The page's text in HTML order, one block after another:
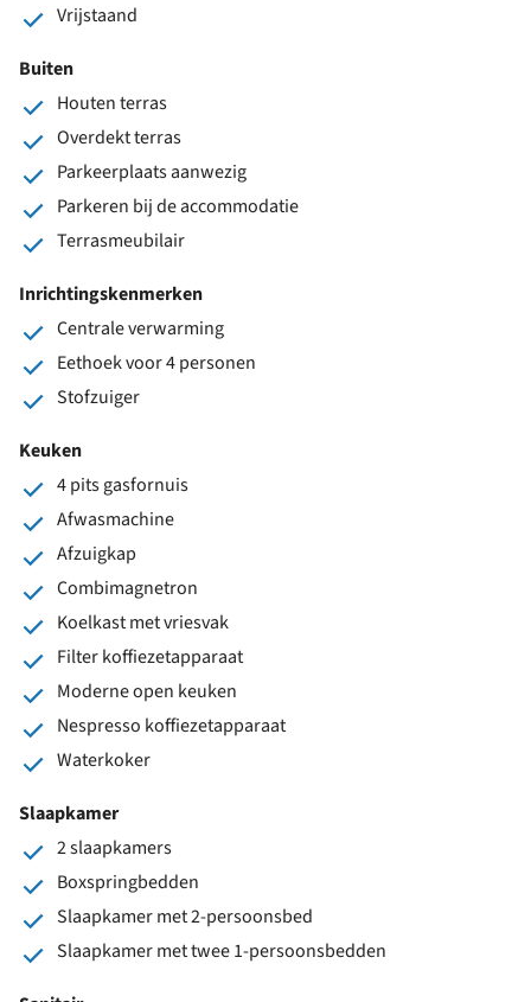
Vrijstaand
Buiten
Houten terras
Overdekt terras
Parkeerplaats aanwezig
Parkeren bij de accommodatie
Terrasmeubilair
Inrichtingskenmerken
Centrale verwarming
Eethoek voor 4 personen
Stofzuiger
Keuken
4 pits gasfornuis
Afwasmachine
Afzuigkap
Combimagnetron
Koelkast met vriesvak
Filter koffiezetapparaat
Moderne open keuken
Nespresso koffiezetapparaat
Waterkoker
Slaapkamer
2 slaapkamers
Boxspringbedden
Slaapkamer met 2-persoonsbed
Slaapkamer met twee 1-persoonsbedden